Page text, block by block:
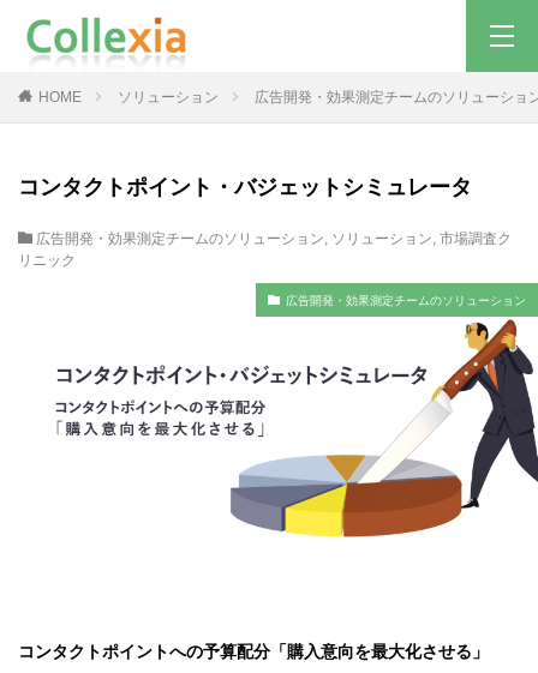
HOME ソリューション 広告開発・効果測定チームのソリューショ
コンタクトポイント・バジェットシミュレータ
広告開発・効果測定チームのソリューション, ソリューション, 市場調査ク
リニック
広告開発・効果測定チームのソリューション
コンタクトポイントへの予算配分「購入意向を最大化させる」